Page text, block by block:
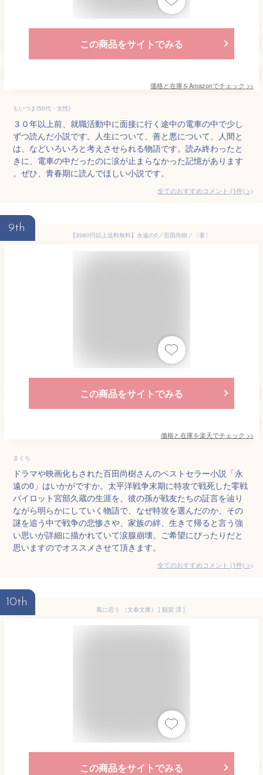
この商品をサイトでみる
価格と在庫をAmazonでチェック >>
もいつま(50代・女性)
３０年以上前、就職活動中に面接に行く途中の電車の中で少し
ずつ読んだ小説です。人生について、善と悪について、人間と
は、などいろいろと考えさせられる物語です。読み終わったと
きに、電車の中だったのに涙が止まらなかった記憶があります
。ぜひ、青春期に読んでほしい小説です。
全てのおすすめコメント (1件) >
9th
【3980円以上送料無料】永遠の0／百田尚樹／〔著〕
この商品をサイトでみる
価格と在庫を楽天でチェック >>
まくち
ドラマや映画化もされた百田尚樹さんのベストセラー小説「永
遠の0」はいかがですか。太平洋戦争末期に特攻で戦死した零戦
パイロット宮部久蔵の生涯を、彼の孫が戦友たちの証言を辿り
ながら明らかにしていく物語で、なぜ特攻を選んだのか、その
謎を追う中で戦争の悲惨さや、家族の絆、生きて帰ると言う強
い思いが詳細に描かれていて涙腺崩壊。ご希望にぴったりだと
思いますのでオススメさせて頂きます。
全てのおすすめコメント (1件) >
10th
風に恋う （文春文庫） [ 額賀 澪 ]
この商品をサイトでみる